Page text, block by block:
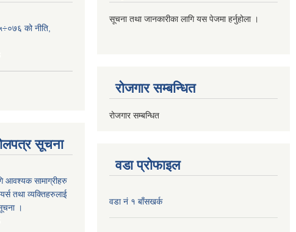
को नीति,
सूचना
आवश्यक सामाग्रीहरु
तथा व्यक्तिहरुलाई
।
सूचना तथा जानकारीका लागि यस पेजमा हर्नुहोला ।
रोजगार सम्बन्धित
रोजगार सम्बन्धित
वडा प्रोफाइल
वडा नं १ बाँसखर्क